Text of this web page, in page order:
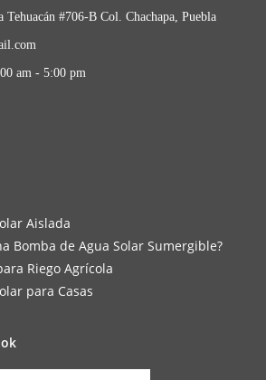
Tehuacán #706-B Col. Chachapa, Puebla
am - 5:00 pm
Aislada
Bomba de Agua Solar Sumergible?
Riego Agrícola
para Casas